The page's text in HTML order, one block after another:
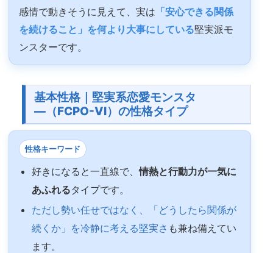
感情で動きそうに見えて、実は 「安心できる関係
を続けること」を何より大事にしている堅実派モ
ンスターです。
基本性格｜堅実系恋愛モンスタ
―（FCPO-VI）の性格タイプ
性格キーワード
好きになると一直線で、情熱と行動力が一気に
あふれるタイプです。
ただし勢い任せではなく、「どうしたら関係が
続くか」を冷静に考える堅実さ も兼ね備えてい
ます。